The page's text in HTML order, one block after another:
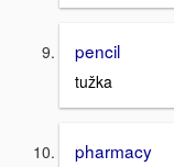
pencil
tužka
pharmacy